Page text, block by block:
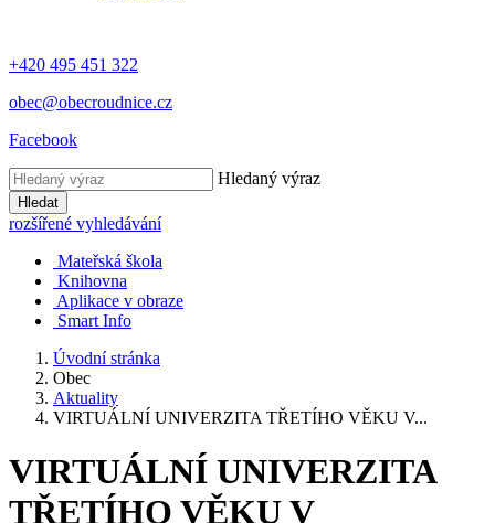
+420 495 451 322
obec@obecroudnice.cz
Facebook
Hledaný výraz
Hledat
rozšířené vyhledávání
Mateřská škola
Knihovna
Aplikace v obraze
Smart Info
Úvodní stránka
Obec
Aktuality
VIRTUÁLNÍ UNIVERZITA TŘETÍHO VĚKU V...
VIRTUÁLNÍ UNIVERZITA
TŘETÍHO VĚKU V